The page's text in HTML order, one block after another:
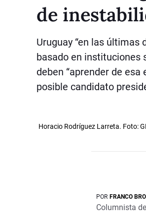
de
Uruguay “en las
basado en instituciones
deben “aprender de
posible candidato
Horacio Rodríguez Larreta. Foto:
POR FRANCO
Columnista